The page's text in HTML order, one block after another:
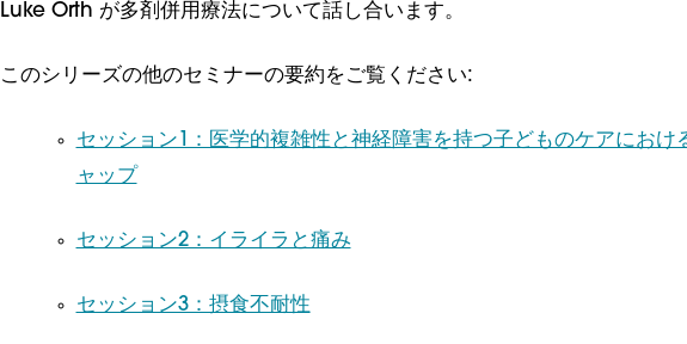
Luke Orth が多剤併用療法について話し合います。
このシリーズの他のセミナーの要約をご覧ください:
セッション1：医学的複雑性と神経障害を持つ子どものケアにおけ
ャップ
セッション2：イライラと痛み
セッション3：摂食不耐性